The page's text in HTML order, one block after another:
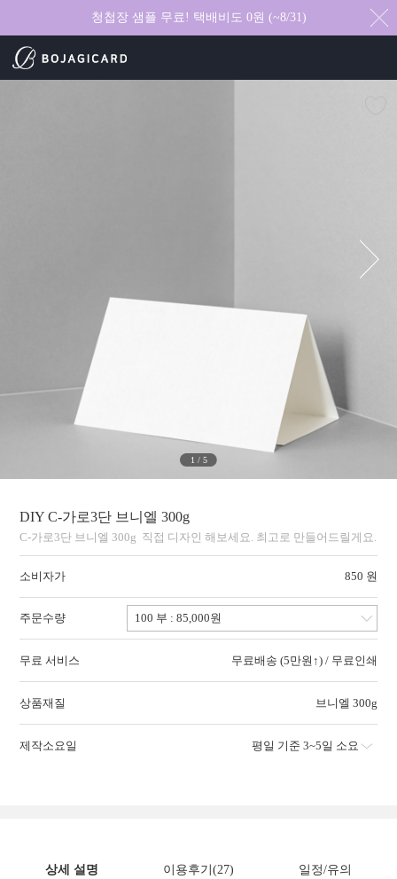
청첩장 샘플 무료! 택배비도 0원 (~8/31)
1 / 5
DIY C-가로3단 브니엘 300g
C-가로3단 브니엘 300g 직접 디자인 해보세요. 최고로 만들어드릴게요.
소비자가 850 원
주문수량
무료 서비스 무료배송 (5만원↑) / 무료인쇄
상품재질 브니엘 300g
제작소요일 평일 기준 3~5일 소요
상세 설명 이용후기 (27) 일정/유의